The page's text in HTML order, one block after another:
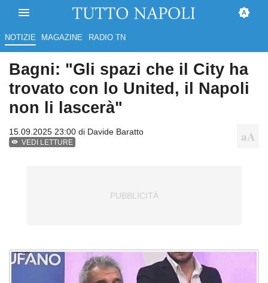
NOTIZIE MAGAZINE RADIO TN
Bagni: "Gli spazi che il City ha
trovato con lo United, il Napoli
non li lascerà"
15.09.2025 23:00 di Davide Baratto
VEDI LETTURE